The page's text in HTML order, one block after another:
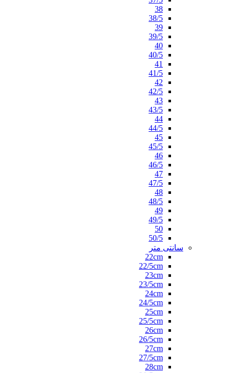
38
38/5
39
39/5
40
40/5
41
41/5
42
42/5
43
43/5
44
44/5
45
45/5
46
46/5
47
47/5
48
48/5
49
49/5
50
50/5
سانتی متر
22cm
22/5cm
23cm
23/5cm
24cm
24/5cm
25cm
25/5cm
26cm
26/5cm
27cm
27/5cm
28cm